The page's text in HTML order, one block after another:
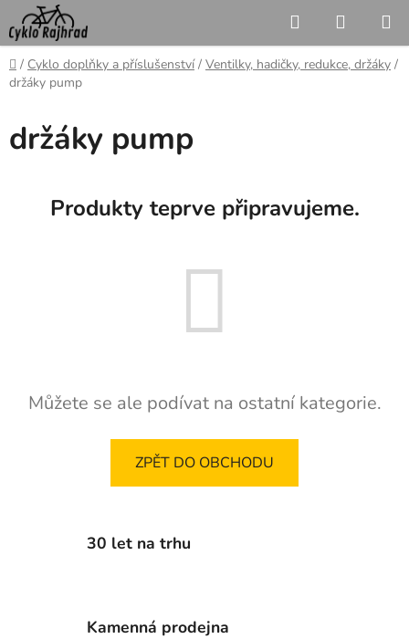
Přejít
na
obsah
Hledat
KOŠÍK
Domů
/ Cyklo doplňky a příslušenství / Ventilky, hadičky, redukce, držáky /
držáky pump
držáky pump
Produkty teprve připravujeme.
Můžete se ale podívat na ostatní kategorie.
ZPĚT DO OBCHODU
30 let na trhu
Kamenná prodejna